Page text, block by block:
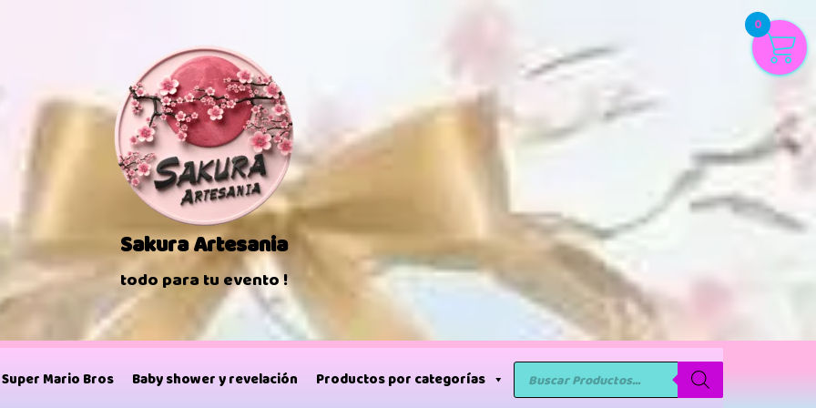
Sakura Artesania
todo para tu evento !
Super Mario Bros Baby shower y revelación Productos por categorías
0